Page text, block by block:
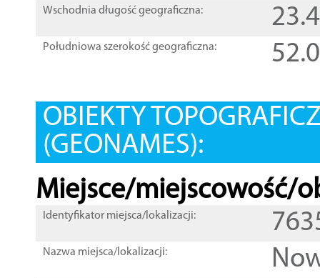
Wschodnia długość geograficzna:
Południowa szerokość geograficzna:
OBIEKTY
(GEONAMES):
Miejsce/miejscowość/
Identyfikator miejsca/lokalizacji:
Nazwa miejsca/lokalizacji: